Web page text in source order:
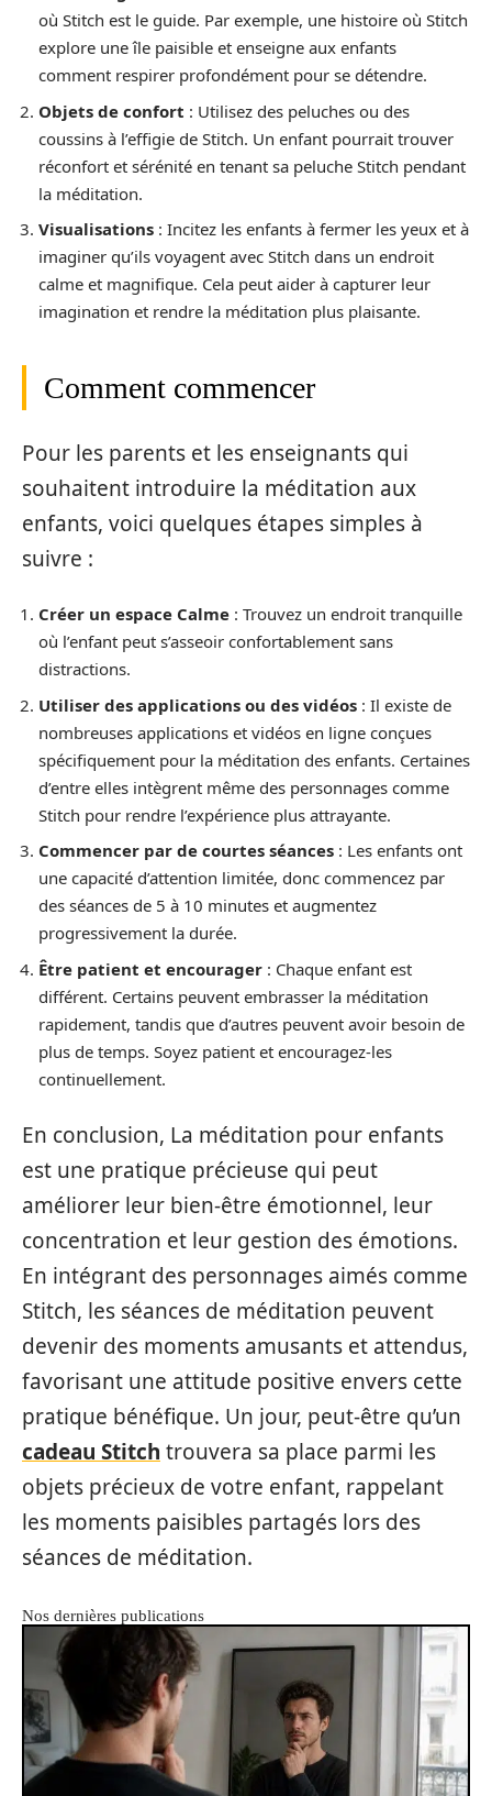
où Stitch est le guide. Par exemple, une histoire où Stitch
explore une île paisible et enseigne aux enfants
comment respirer profondément pour se détendre.
Objets de confort : Utilisez des peluches ou des
coussins à l’effigie de Stitch. Un enfant pourrait trouver
réconfort et sérénité en tenant sa peluche Stitch pendant
la méditation.
Visualisations : Incitez les enfants à fermer les yeux et à
imaginer qu’ils voyagent avec Stitch dans un endroit
calme et magnifique. Cela peut aider à capturer leur
imagination et rendre la méditation plus plaisante.
Comment commencer
Pour les parents et les enseignants qui
souhaitent introduire la méditation aux
enfants, voici quelques étapes simples à
suivre :
Créer un espace Calme : Trouvez un endroit tranquille
où l’enfant peut s’asseoir confortablement sans
distractions.
Utiliser des applications ou des vidéos : Il existe de
nombreuses applications et vidéos en ligne conçues
spécifiquement pour la méditation des enfants. Certaines
d’entre elles intègrent même des personnages comme
Stitch pour rendre l’expérience plus attrayante.
Commencer par de courtes séances : Les enfants ont
une capacité d’attention limitée, donc commencez par
des séances de 5 à 10 minutes et augmentez
progressivement la durée.
Être patient et encourager : Chaque enfant est
différent. Certains peuvent embrasser la méditation
rapidement, tandis que d’autres peuvent avoir besoin de
plus de temps. Soyez patient et encouragez-les
continuellement.
En conclusion, La méditation pour enfants
est une pratique précieuse qui peut
améliorer leur bien-être émotionnel, leur
concentration et leur gestion des émotions.
En intégrant des personnages aimés comme
Stitch, les séances de méditation peuvent
devenir des moments amusants et attendus,
favorisant une attitude positive envers cette
pratique bénéfique. Un jour, peut-être qu’un
cadeau Stitch trouvera sa place parmi les
objets précieux de votre enfant, rappelant
les moments paisibles partagés lors des
séances de méditation.
Nos dernières publications